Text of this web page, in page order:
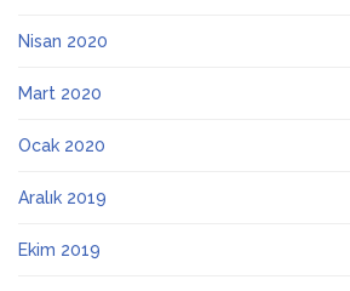
Nisan 2020
Mart 2020
Ocak 2020
Aralık 2019
Ekim 2019